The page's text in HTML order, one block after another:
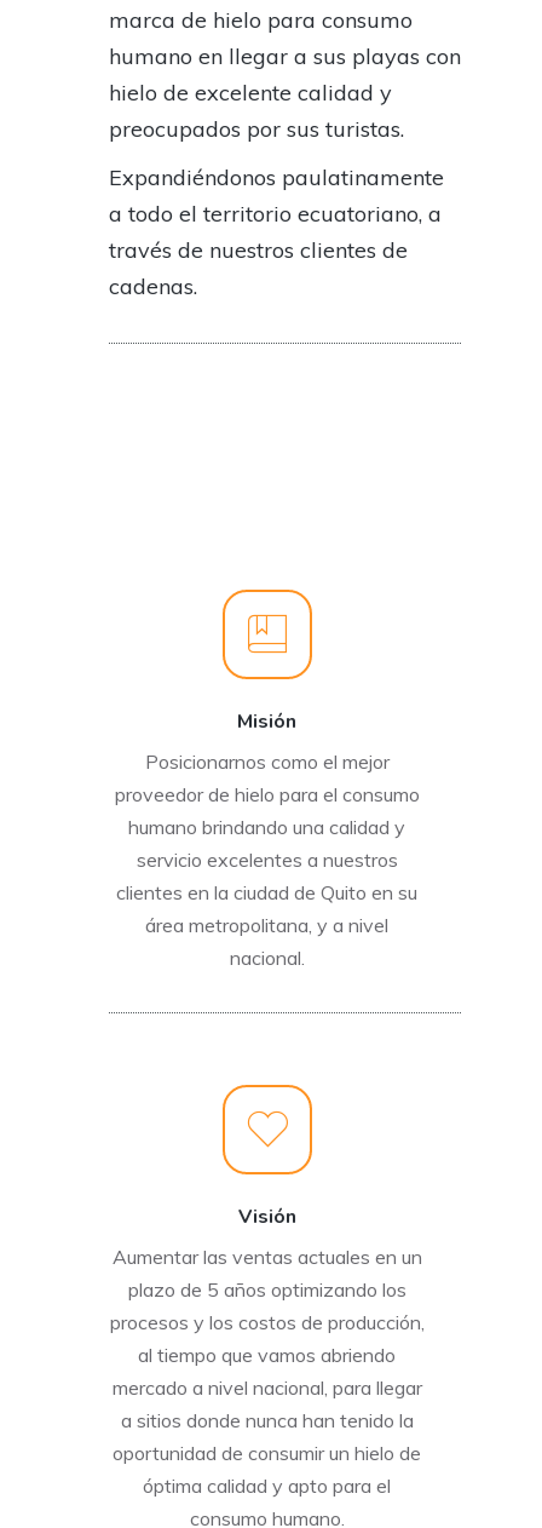
marca de hielo para consumo
humano en llegar a sus playas con
hielo de excelente calidad y
preocupados por sus turistas.
Expandiéndonos paulatinamente
a todo el territorio ecuatoriano, a
través de nuestros clientes de
cadenas.
Misión
Posicionarnos como el mejor
proveedor de hielo para el consumo
humano brindando una calidad y
servicio excelentes a nuestros
clientes en la ciudad de Quito en su
área metropolitana, y a nivel
nacional.
Visión
Aumentar las ventas actuales en un
plazo de 5 años optimizando los
procesos y los costos de producción,
al tiempo que vamos abriendo
mercado a nivel nacional, para llegar
a sitios donde nunca han tenido la
oportunidad de consumir un hielo de
óptima calidad y apto para el
consumo humano.